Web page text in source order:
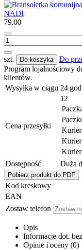
79.00
szt. Do koszyka
Do
Program lojalnościowy
klientów.
Wysyłka w ciągu 24
Cena przesyłki
12
Kurier
Kurier
Kurier
Dostępność
Duża
Pobierz produkt do PDF
Kod kreskowy
EAN
Zostaw telefon
Opis
Informacje dot.
Opinie i oceny (0)